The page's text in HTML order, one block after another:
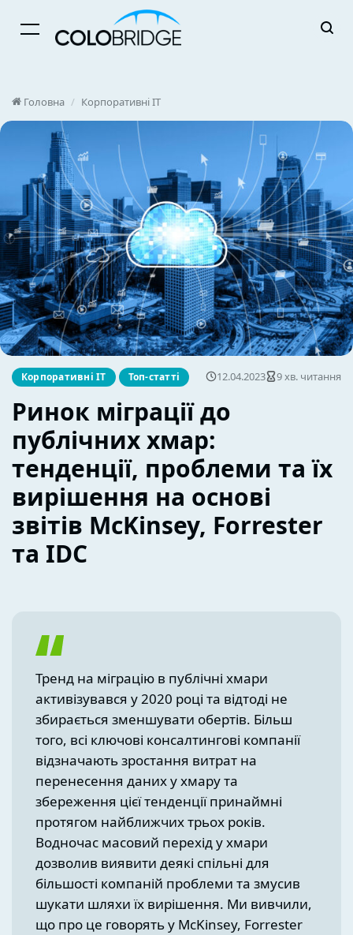
Menu
Головна / Корпоративні ІТ
Корпоративні ІТ Топ-статті
Ринок міграції до
публічних хмар:
тенденції, проблеми та їх
вирішення на основі
звітів McKinsey, Forrester
та IDC
12.04.2023 9 хв. читання
Тренд на міграцію в публічні хмари
активізувався у 2020 році та відтоді не
збирається зменшувати обертів. Більш
того, всі ключові консалтингові компанії
відзначають зростання витрат на
перенесення даних у хмару та
збереження цієї тенденції принаймні
протягом найближчих трьох років.
Водночас масовий перехід у хмари
дозволив виявити деякі спільні для
більшості компаній проблеми та змусив
шукати шляхи їх вирішення. Ми вивчили,
що про це говорять у McKinsey, Forrester